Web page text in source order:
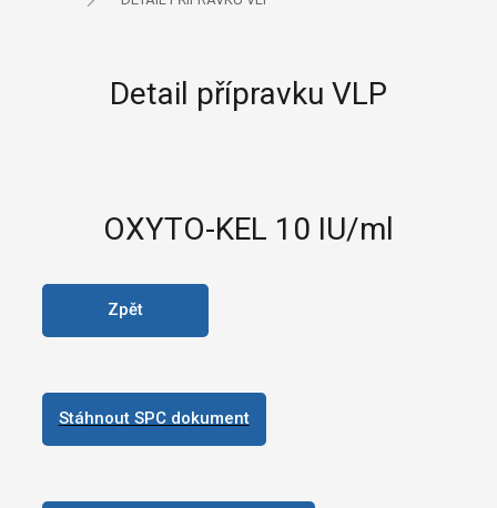
Detail přípravku VLP
OXYTO-KEL 10 IU/ml
Zpět
Stáhnout SPC dokument